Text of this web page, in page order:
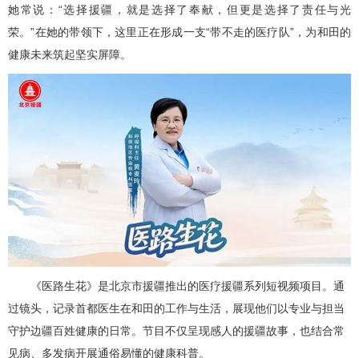
她常说：“选择援疆，就是选择了奉献，但更是选择了责任与光
荣。”在她的带领下，这里正在形成一支“带不走的医疗队”，为和田的
健康未来筑起坚实屏障。
《医路生花》是北京市援疆推出的医疗援疆系列短视频项目。通
过镜头，记录首都医生在和田的工作与生活，展现他们以专业与担当
守护边疆百姓健康的日常。节目不仅呈现感人的援疆故事，也结合常
见病、多发病开展通俗易懂的健康科普。